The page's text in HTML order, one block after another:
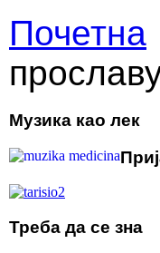
Почетна
Музика као лек
Треба да се зна